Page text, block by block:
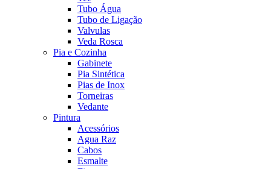
Tubo Água
Tubo de Ligação
Valvulas
Veda Rosca
Pia e Cozinha
Gabinete
Pia Sintética
Pias de Inox
Torneiras
Vedante
Pintura
Acessórios
Agua Raz
Cabos
Esmalte